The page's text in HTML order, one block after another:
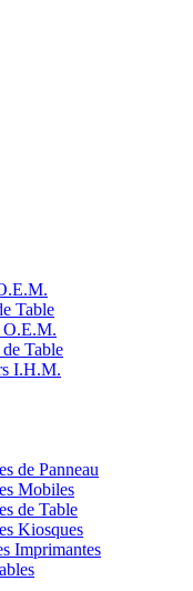
Table
O.E.M.
Table
I.H.M.
de Panneau
Mobiles
de Table
Kiosques
Imprimantes